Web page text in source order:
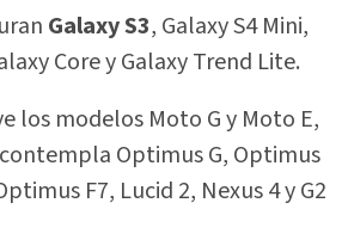
Galaxy S3, Galaxy S4 Mini,
Core y Galaxy Trend Lite.
los modelos Moto G y Moto E,
Optimus G, Optimus
F7, Lucid 2, Nexus 4 y G2